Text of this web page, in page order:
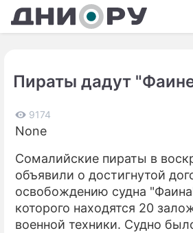
Пираты дадут
9174
None
Сомалийские пираты в
объявили о достигнутой
освобождению судна
которого находятся 20
военной техники. Судно